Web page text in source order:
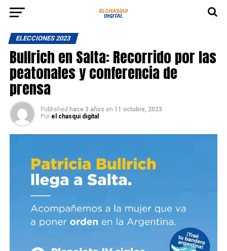
ELECCIONES 2023
Bullrich en Salta: Recorrido por las
peatonales y conferencia de
prensa
Published hace 3 años en 11 octubre, 2023
Por el chasqui digital